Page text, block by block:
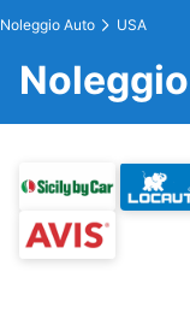
Noleggio Auto USA